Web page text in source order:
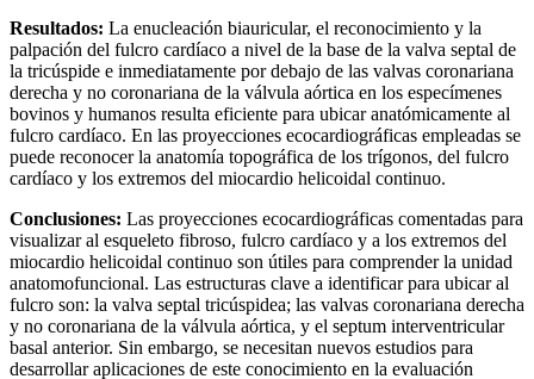
Resultados: La enucleación biauricular, el reconocimiento y la
palpación del fulcro cardíaco a nivel de la base de la valva septal de
la tricúspide e inmediatamente por debajo de las valvas coronariana
derecha y no coronariana de la válvula aórtica en los especímenes
bovinos y humanos resulta eficiente para ubicar anatómicamente al
fulcro cardíaco. En las proyecciones ecocardiográficas empleadas se
puede reconocer la anatomía topográfica de los trígonos, del fulcro
cardíaco y los extremos del miocardio helicoidal continuo.
Conclusiones: Las proyecciones ecocardiográficas comentadas para
visualizar al esqueleto fibroso, fulcro cardíaco y a los extremos del
miocardio helicoidal continuo son útiles para comprender la unidad
anatomofuncional. Las estructuras clave a identificar para ubicar al
fulcro son: la valva septal tricúspidea; las valvas coronariana derecha
y no coronariana de la válvula aórtica, y el septum interventricular
basal anterior. Sin embargo, se necesitan nuevos estudios para
desarrollar aplicaciones de este conocimiento en la evaluación